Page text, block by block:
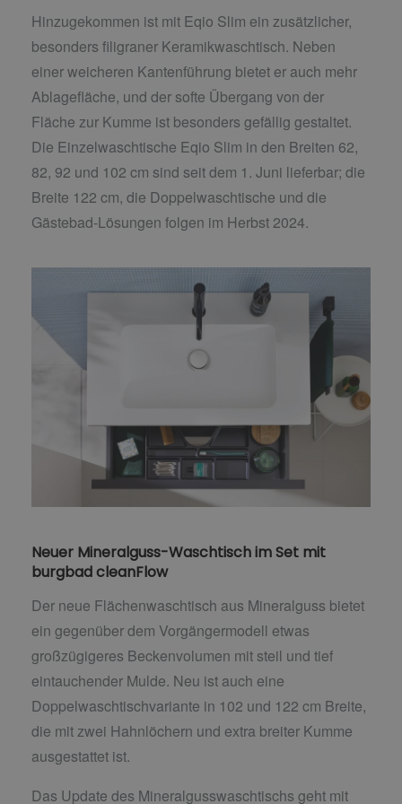
Hinzugekommen ist mit Eqio Slim ein zusätzlicher,
besonders filigraner Keramikwaschtisch. Neben
einer weicheren Kantenführung bietet er auch mehr
Ablagefläche, und der softe Übergang von der
Fläche zur Kumme ist besonders gefällig gestaltet.
Die Einzelwaschtische Eqio Slim in den Breiten 62,
82, 92 und 102 cm sind seit dem 1. Juni lieferbar; die
Breite 122 cm, die Doppelwaschtische und die
Gästebad-Lösungen folgen im Herbst 2024.
Neuer Mineralguss-Waschtisch im Set mit
burgbad cleanFlow
Der neue Flächenwaschtisch aus Mineralguss bietet
ein gegenüber dem Vorgängermodell etwas
großzügigeres Beckenvolumen mit steil und tief
eintauchender Mulde. Neu ist auch eine
Doppelwaschtischvariante in 102 und 122 cm Breite,
die mit zwei Hahnlöchern und extra breiter Kumme
ausgestattet ist.
Das Update des Mineralgusswaschtischs geht mit